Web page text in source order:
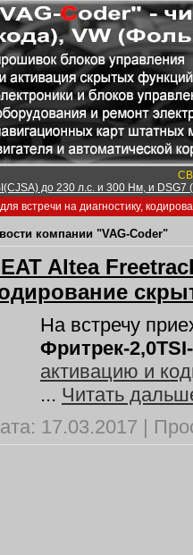
до 230 л.с. и 300 Нм, и
встречи на диагностику,
компании "VAG-Coder"
Altea
На встречу
Фритрек-
активацию и
... Читать
17.03.2017 |